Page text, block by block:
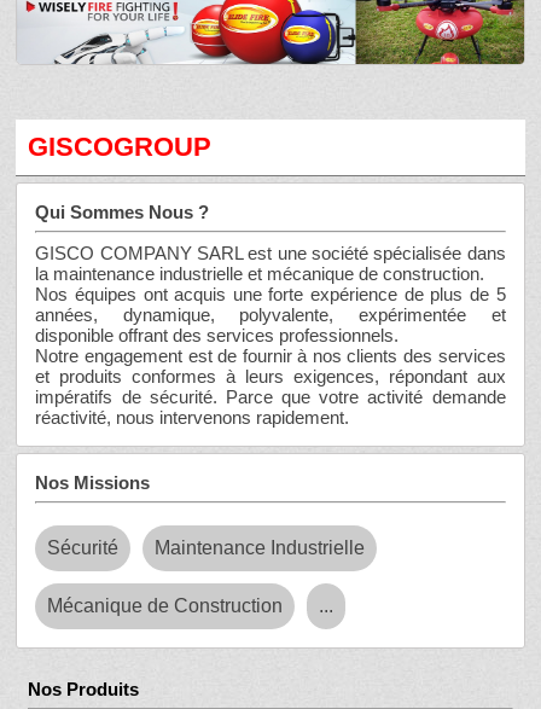
GISCOGROUP
Qui Sommes Nous ?
GISCO COMPANY SARL est une société spécialisée dans
la maintenance industrielle et mécanique de construction.
Nos équipes ont acquis une forte expérience de plus de 5
années, dynamique, polyvalente, expérimentée et
disponible offrant des services professionnels.
Notre engagement est de fournir à nos clients des services
et produits conformes à leurs exigences, répondant aux
impératifs de sécurité. Parce que votre activité demande
réactivité, nous intervenons rapidement.
Nos Missions
Sécurité Maintenance Industrielle
Mécanique de Construction ...
Nos Produits